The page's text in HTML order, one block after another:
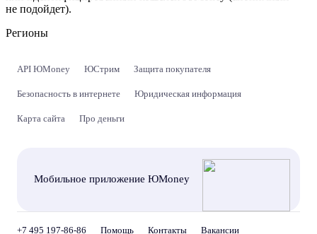
не подойдет).
Регионы
API ЮMoney ЮСтрим Защита покупателя
Безопасность в интернете Юридическая информация
Карта сайта Про деньги
Мобильное приложение ЮMoney
+7 495 197-86-86 Помощь Контакты Вакансии